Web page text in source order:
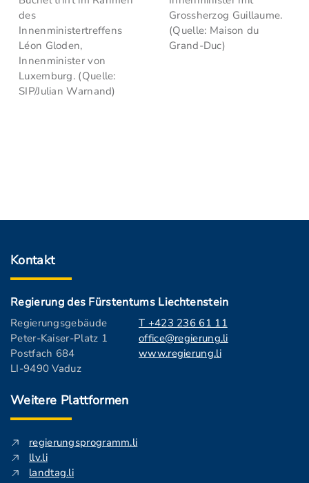
des
Innenministertreffens
Léon Gloden,
Innenminister von
Luxemburg. (Quelle:
SIP/Julian Warnand)
Grossherzog Guillaume.
(Quelle: Maison du
Grand-Duc)
Kontakt
Regierung des Fürstentums Liechtenstein
Regierungsgebäude
Peter-Kaiser-Platz 1
Postfach 684
LI-9490 Vaduz
T +423 236 61 11
office@regierung.li
www.regierung.li
Weitere Plattformen
regierungsprogramm.li
llv.li
landtag.li